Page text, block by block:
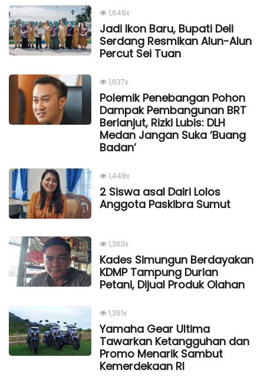
1,648x
Jadi Ikon Baru, Bupati Deli
Serdang Resmikan Alun-Alun
Percut Sei Tuan
1,637x
Polemik Penebangan Pohon
Dampak Pembangunan BRT
Berlanjut, Rizki Lubis: DLH
Medan Jangan Suka ‘Buang
Badan’
1,448x
2 Siswa asal Dairi Lolos
Anggota Paskibra Sumut
1,363x
Kades Simungun Berdayakan
KDMP Tampung Durian
Petani, Dijual Produk Olahan
1,361x
Yamaha Gear Ultima
Tawarkan Ketangguhan dan
Promo Menarik Sambut
Kemerdekaan Rl